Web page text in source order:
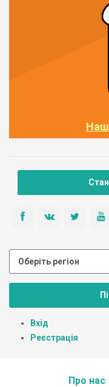
Вхід
Реєстрація
Про нас